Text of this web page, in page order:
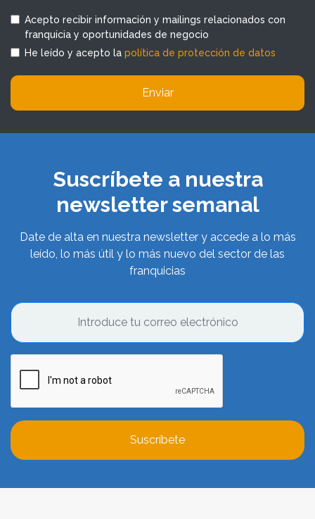
Acepto recibir información y mailings relacionados con
franquicia y oportunidades de negocio
He leído y acepto la política de protección de datos
Enviar
Suscríbete a nuestra
newsletter semanal
Date de alta en nuestra newsletter y accede a lo más
leído, lo más útil y lo más nuevo del sector de las
franquicias
Suscríbete